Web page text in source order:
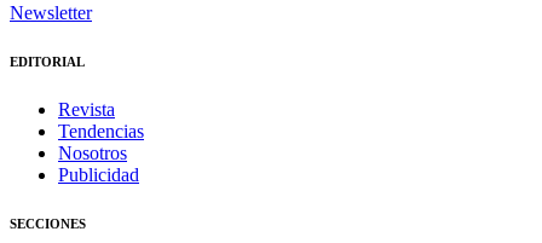
Newsletter
EDITORIAL
Revista
Tendencias
Nosotros
Publicidad
SECCIONES